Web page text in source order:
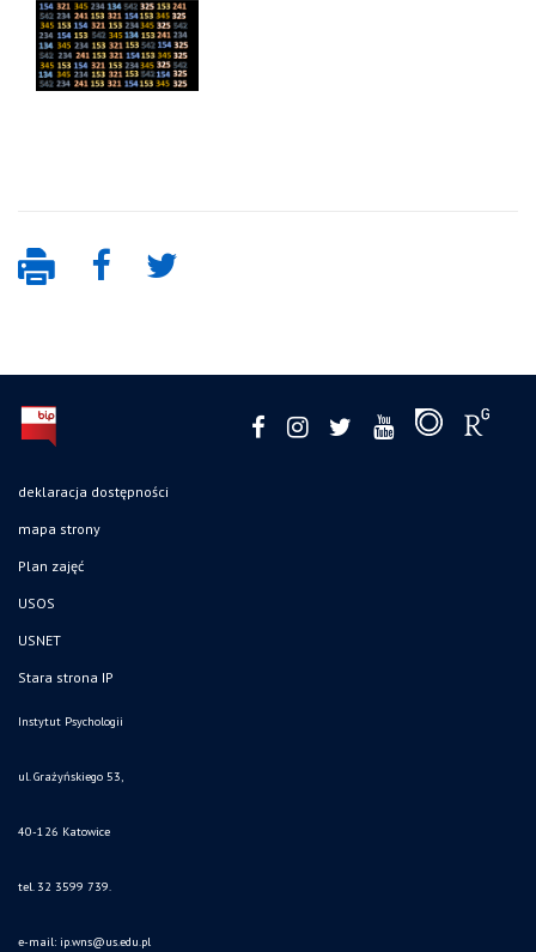
deklaracja dostępności
mapa strony
Plan zajęć
USOS
USNET
Stara strona IP
Instytut Psychologii
ul. Grażyńskiego 53,
40-126 Katowice
tel. 32 3599 739.
e-mail: ip.wns@us.edu.pl